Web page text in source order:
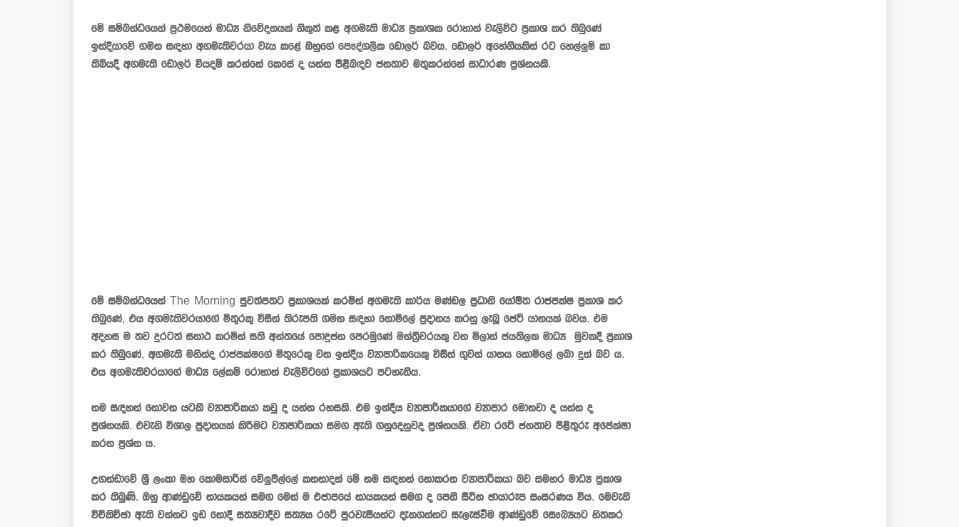
මේ සම්බන්ධයෙන් ප්‍රථමයෙන් මාධ්‍ය නිවේදනයක් නිකුත් කළ අගමැති මාධ්‍ය ප්‍රකාශක රොහාන් වැලිවිට ප්‍රකාශ කර තිබුණේ
ඉන්දියාවේ ගමන සඳහා අගමැතිවරයා වැය කළේ ඔහුගේ පෞද්ගලික ඩොලර් බවය. ඩොලර් අහේනියකින් රට හෙල්ලුම් කා
තිබියදී අගමැති ඩොලර් වියදම් කරන්නේ කෙසේ ද යන්න පිළිබඳව ජනතාව මතුකරන්නේ සාධාරණ ප්‍රශ්නයකි.
මේ සම්බන්ධයෙන් The Morning පුවත්පතට ප්‍රකාශයක් කරමින් අගමැති කාර්ය මණ්ඩල ප්‍රධානි යෝෂිත රාජපක්ෂ ප්‍රකාශ කර
තිබුණේ, එය අගමැතිවරයාගේ මිතුරකු විසින් තිරුපති ගමන සඳහා නොමිලේ ප්‍රදානය කරනු ලැබූ ජෙට් යානයක් බවය. එම
අදහස ම තව දුරටත් සනාථ කරමින් සති අන්තයේ පොදුජන පෙරමුණේ මන්ත්‍රීවරයකු වන මිලාන් ජයතිලක මාධ්‍ය මුවකදී ප්‍රකාශ
කර තිබුණේ, අගමැති මහින්ද රාජපක්ෂගේ මිතුරෙකු වන ඉන්දීය ව්‍යාපාරිකයෙකු විසින් ගුවන් යානය නොමිලේ ලබා දුන් බව ය.
එය අගමැතිවරයාගේ මාධ්‍ය ලේකම් රොහාන් වැලිවිටගේ ප්‍රකාශයට පටහැනිය.
නම සඳහන් නොවන යටකී ව්‍යාපාරිකයා කවු ද යන්න රහසකි. එම ඉන්දීය ව්‍යාපාරිකයාගේ ව්‍යාපාර මොනවා ද යන්න ද
ප්‍රශ්නයකි. එවැනි විශාල ප්‍රදානයක් කිරීමට ව්‍යාපාරිකයා සමග ඇති ගනුදෙනුවද ප්‍රශ්නයකි. ඒවා රටේ ජනතාව පිළිතුරු අපේක්ෂා
කරන ප්‍රශ්න ය.
උගන්ඩාවේ ශ්‍රී ලංකා මහ කොමසාරිස් වේලුපිල්ලේ කනනාදන් මේ නම සඳහන් නොකරන ව්‍යාපාරිකයා බව සමහර මාධ්‍ය ප්‍රකාශ
කර තිබුණි. ඔහු ආණ්ඩුවේ නායකයන් සමග මෙන් ම එජාපයේ නායකයන් සමග ද පෙනී සිටින ඡායාරූප සංසරණය විය. මෙවැනි
විචිකිච්ඡා ඇති වන්නට ඉඩ නොදී සත්‍යවාදීව සත්‍යය රටේ පුරවැසියන්ට දැනගන්නට සැලැස්වීම ආණ්ඩුවේ සෞඛ්‍යයට හිතකර